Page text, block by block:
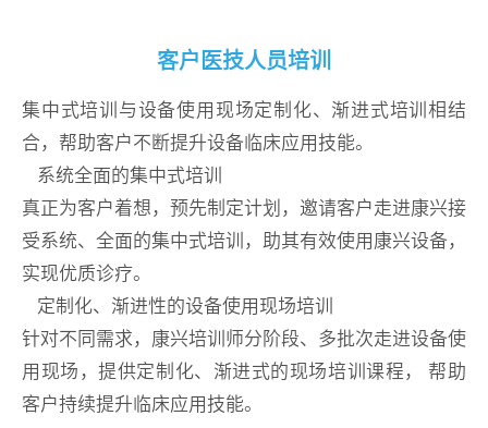
客户医技人员培训
集中式培训与设备使用现场定制化、渐进式培训相结
合，帮助客户不断提升设备临床应用技能。
系统全面的集中式培训
真正为客户着想，预先制定计划，邀请客户走进康兴接
受系统、全面的集中式培训，助其有效使用康兴设备，
实现优质诊疗。
定制化、渐进性的设备使用现场培训
针对不同需求，康兴培训师分阶段、多批次走进设备使
用现场，提供定制化、渐进式的现场培训课程， 帮助
客户持续提升临床应用技能。